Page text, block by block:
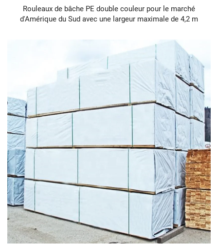
Rouleaux de bâche PE double couleur pour le marché
d'Amérique du Sud avec une largeur maximale de 4,2 m